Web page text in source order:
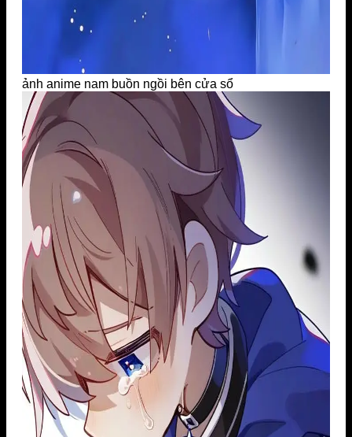
ảnh anime nam buồn ngồi bên cửa sổ